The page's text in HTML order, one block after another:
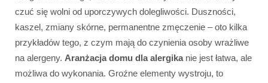
czuć się wolni od uporczywych dolegliwości. Duszności,
kaszel, zmiany skórne, permanentne zmęczenie – oto kilka
przykładów tego, z czym mają do czynienia osoby wrażliwe
na alergeny. Aranżacja domu dla alergikanie jest łatwa, ale
możliwa do wykonania. Groźne elementy wystroju, to